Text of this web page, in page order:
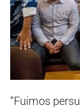
“Fuimos